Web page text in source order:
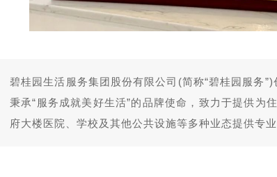
碧桂园生活服务集团股份有限公司(简称“碧桂园服务
秉承“服务成就美好生活”的品牌使命，致力于提供为
府大楼医院、学校及其他公共设施等多种业态提供专业